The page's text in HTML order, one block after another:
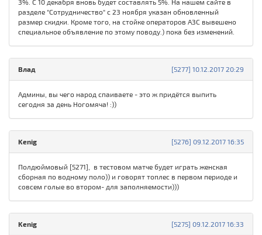
3%. С 10 декабря вновь будет составлять 5%. На нашем сайте в
разделе "Сотрудничество" с 23 ноября указан обновленный
размер скидки. Кроме того, на стойке операторов АЗС вывешено
специальное объявление по этому поводу.) пока без изменений.
[5277] 10.12.2017 20:29
Влад
Админы, вы чего народ спаиваете - это ж придётся выпить
сегодня за день Ногомяча! :))
[5276] 09.12.2017 16:35
Kenig
Полдюймовый [5271], в тестовом матче будет играть женская
сборная по водному поло)) и говорят топлес в первом периоде и
совсем голые во втором- для заполняемости)))
[5275] 09.12.2017 16:33
Kenig